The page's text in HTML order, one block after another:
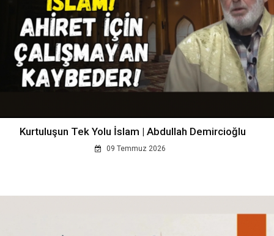
Kurtuluşun Tek Yolu İslam | Abdullah Demircioğlu
09 Temmuz 2026